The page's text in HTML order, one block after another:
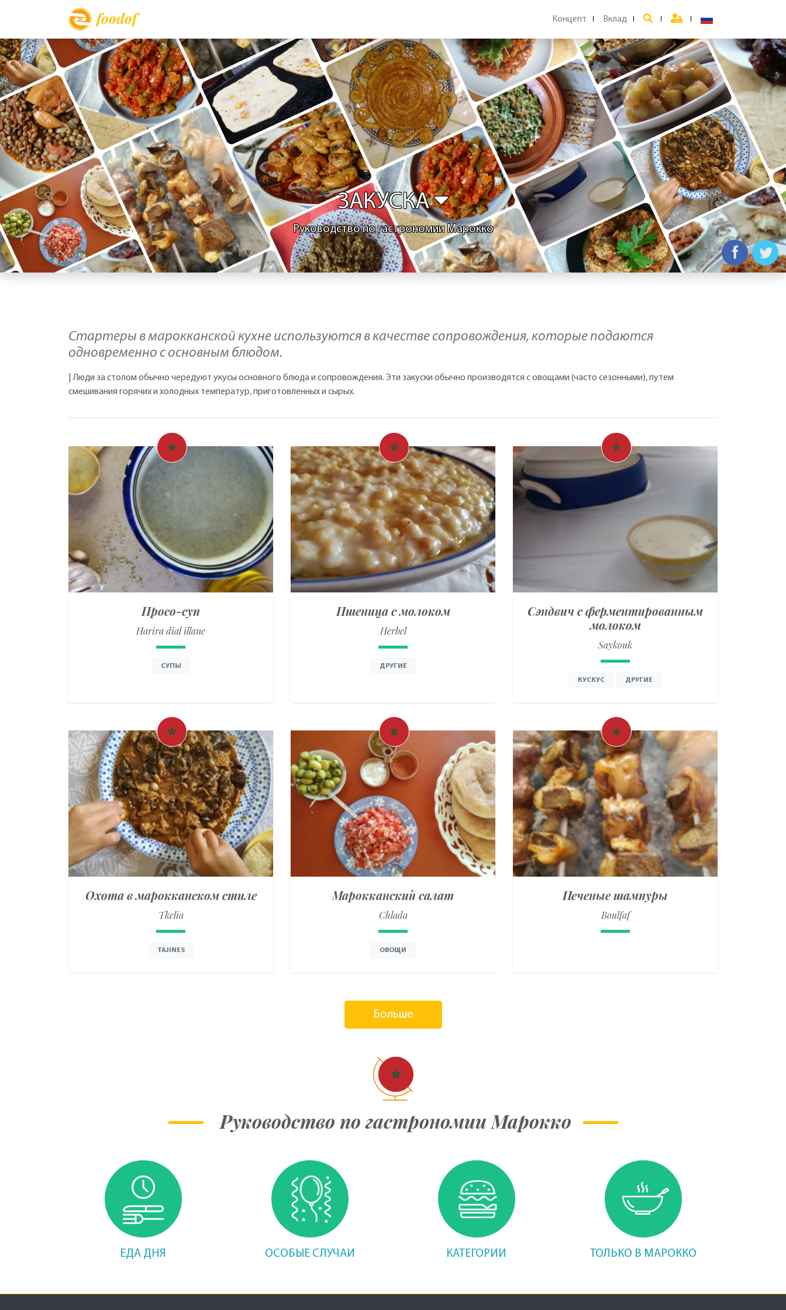
foodof Концепт Вклад
ЗАКУСКА
Руководство по гастрономии Марокко
Стартеры в марокканской кухне используются в качестве сопровождения, которые подаются
одновременно с основным блюдом.
| Люди за столом обычно чередуют укусы основного блюда и сопровождения. Эти закуски обычно производятся с овощами (часто сезонными), путем
смешивания горячих и холодных температур, приготовленных и сырых.
Просо-суп
Harira dial illane
СУПЫ
Пшеница с молоком
Herbel
ДРУГИЕ
Сэндвич с ферментированным
молоком
Saykouk
КУСКУС ДРУГИЕ
Охота в марокканском стиле
Tkelia
TAJINES
Марокканский салат
Chlada
ОВОЩИ
Печеные шампуры
Boulfaf
Больше
Руководство по гастрономии Марокко
ЕДА ДНЯ ОСОБЫЕ СЛУЧАИ КАТЕГОРИИ ТОЛЬКО В МАРОККО